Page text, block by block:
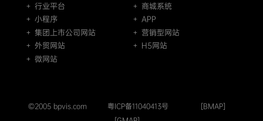
＋ 行业平台
＋ 商城系统
＋ 小程序
＋ APP
＋ 集团上市公司网站
＋ 营销型网站
＋ 外贸网站
＋ H5网站
＋ 微网站
©2005 bpvis.com 粤ICP备11040413号
[BMAP]